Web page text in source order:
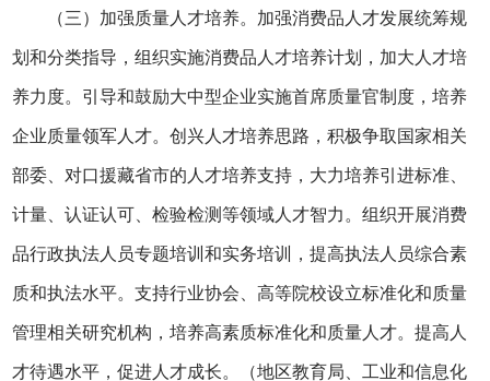
（三）加强质量人才培养。加强消费品人才发展统筹规
划和分类指导，组织实施消费品人才培养计划，加大人才培
养力度。引导和鼓励大中型企业实施首席质量官制度，培养
企业质量领军人才。创兴人才培养思路，积极争取国家相关
部委、对口援藏省市的人才培养支持，大力培养引进标准、
计量、认证认可、检验检测等领域人才智力。组织开展消费
品行政执法人员专题培训和实务培训，提高执法人员综合素
质和执法水平。支持行业协会、高等院校设立标准化和质量
管理相关研究机构，培养高素质标准化和质量人才。提高人
才待遇水平，促进人才成长。（地区教育局、工业和信息化